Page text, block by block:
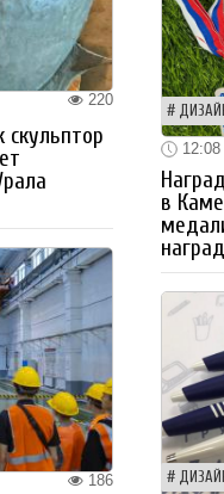
220
скульптор
186
в